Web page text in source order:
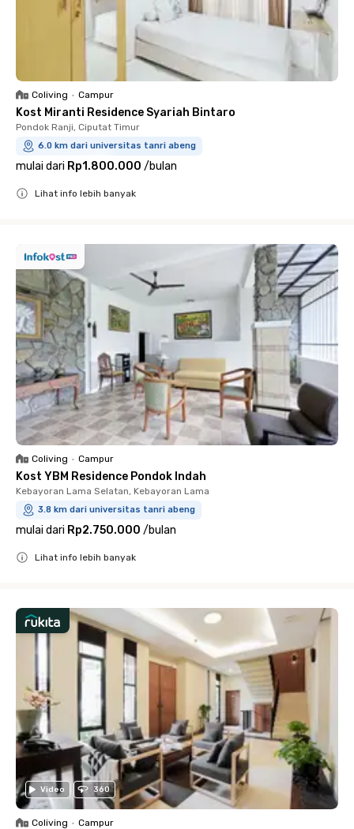
Coliving • Campur
Kost Miranti Residence Syariah Bintaro
Pondok Ranji, Ciputat Timur
6.0 km dari universitas tanri abeng
mulai dari Rp1.800.000 /bulan
Lihat info lebih banyak
Coliving • Campur
Kost YBM Residence Pondok Indah
Kebayoran Lama Selatan, Kebayoran Lama
3.8 km dari universitas tanri abeng
mulai dari Rp2.750.000 /bulan
Lihat info lebih banyak
Video 360
Coliving • Campur